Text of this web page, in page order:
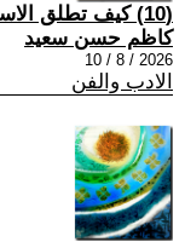
(10) كيف تطلق الاسماء والالقاب والكنى ج٢
كاظم حسن سعيد
2026 / 8 / 10
الادب والفن